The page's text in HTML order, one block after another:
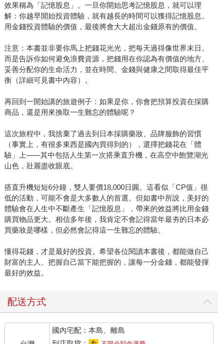
效果稱為「記憶股息」。一旦你開始思考記憶股息，就可以理
解：你越早開始投資體驗，就有越長的時間可以獲得記憶股息。
用金錢投資體驗的價值，最後將會大大超出金錢原有的價值。
注意：本書並非要你馬上把錢花光光，把每天過得像世界末日。
而是告訴你如何避免浪費資源，把錢用在你認為有價值的地方、
妥善分配你的生命活力，並在時間、金錢與健康之間取得最佳平
衡（詳細可見書中內容）。
再回到一開始講的旅遊例子：如果是你，你會把預算投資在採購
商品，還是用來換取一生難忘的體驗呢？
這次旅程中，我捨棄了過去到日本採購藥妝、品牌服飾的習慣
（事實上，有很多東西是國內買得到的），選擇把錢花在「體
驗」上⸺其中包括人生第一次搭乘直升機，在高空中飽覽湖光
山色，壯麗盡收眼底。
搭直升機短短6分鐘，雙人要價18,000日圓。這看似「CP值」很
低的活動，可能不會是大多數人的首選。但如書中所說，美好的
體驗會在人生中不斷產生「記憶股息」，帶來的效益將比用金錢
購買物品更大。相信多年後，我肯定不會記得當年最夯的日本必
買藥妝是哪樣，但必然會記得這一生難忘的體驗。
懂得花錢，才是最好的投資。希望各位閱讀本書後，都能做自己
財富的主人、把握自己當下能把握的，讓每一分金錢，都能發揮
最好的效益。
配送方式
國內宅配：本島、離島